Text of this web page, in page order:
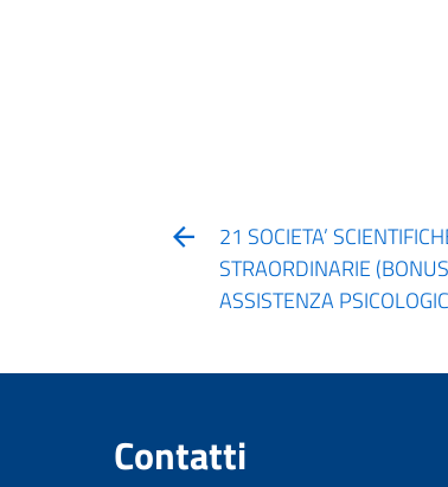
21 SOCIETA’
STRAORDINARIE
ASSISTENZA
Contatti